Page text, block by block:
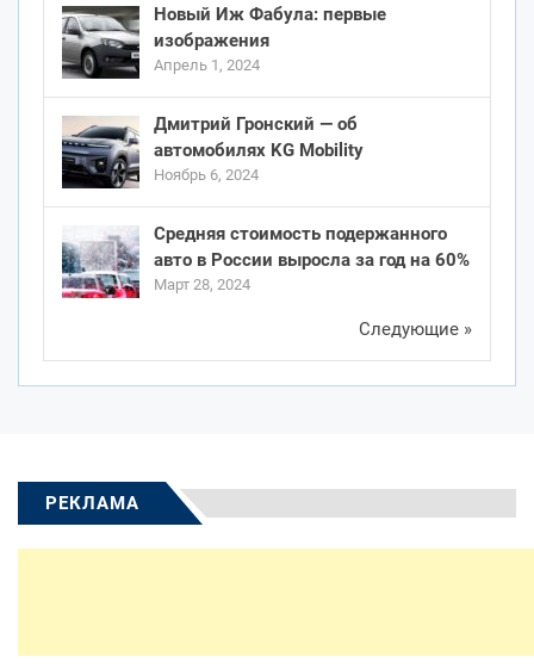
Новый Иж Фабула: первые
изображения
Апрель 1, 2024
Дмитрий Гронский — об
автомобилях KG Mobility
Ноябрь 6, 2024
Средняя стоимость подержанного
авто в России выросла за год на 60%
Март 28, 2024
Следующие »
РЕКЛАМА